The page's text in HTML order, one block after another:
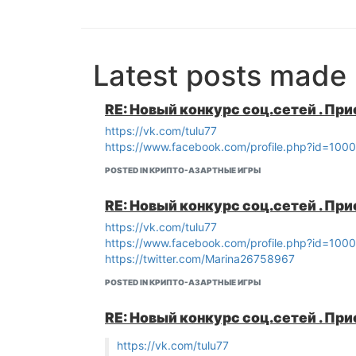
Latest posts
RE: Новый конкурс соц.сетей .
https://vk.com/tulu77
https://www.facebook.com/
POSTED IN КРИПТО-АЗАРТНЫЕ ИГРЫ
RE: Новый конкурс соц.сетей .
https://vk.com/tulu77
https://www.facebook.com/
https://twitter.com/Marina26758967
POSTED IN КРИПТО-АЗАРТНЫЕ ИГРЫ
RE: Новый конкурс соц.сетей .
https://vk.com/tulu77